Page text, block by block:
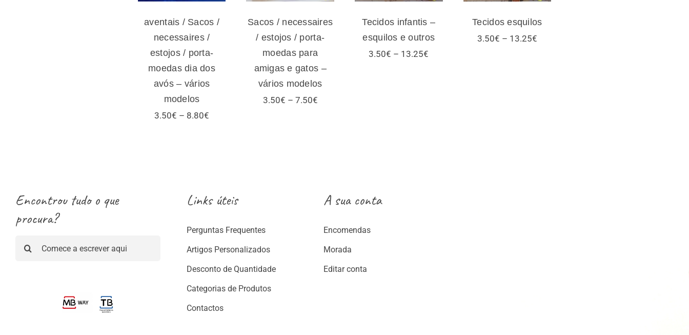
aventais / Sacos /
necessaires /
estojos / porta-
moedas dia dos
avós – vários
modelos
3.50€ – 8.80€
Sacos / necessaires
/ estojos / porta-
moedas para
amigas e gatos –
vários modelos
3.50€ – 7.50€Price
Tecidos infantis –
esquilos e outros
3.50€ – 13.25€
Tecidos esquilos
3.50€ – 13.25€Price
Encontrou tudo o que
procura?
Links úteis
Perguntas Frequentes
Artigos Personalizados
Desconto de Quantidade
Categorias de Produtos
Contactos
A sua conta
Encomendas
Morada
Editar conta